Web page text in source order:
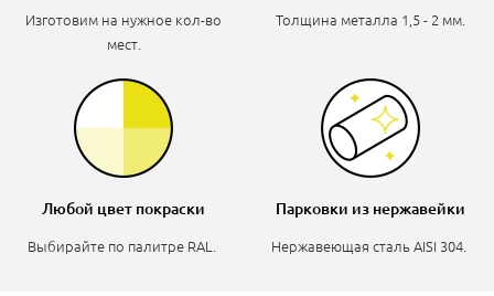
Изготовим на нужное кол-во
мест.
Толщина металла 1,5 - 2 мм.
Любой цвет покраски
Выбирайте по палитре RAL.
Парковки из нержавейки
Нержавеющая сталь AISI 304.